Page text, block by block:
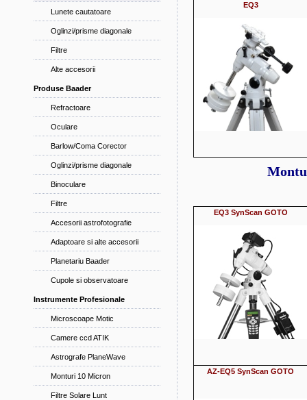
Lunete cautatoare
Oglinzi/prisme diagonale
Filtre
Alte accesorii
Produse Baader
Refractoare
Oculare
Barlow/Coma Corector
Oglinzi/prisme diagonale
Binoculare
Filtre
Accesorii astrofotografie
Adaptoare si alte accesorii
Planetariu Baader
Cupole si observatoare
Instrumente Profesionale
Microscoape Motic
Camere ccd ATIK
Astrografe PlaneWave
Monturi 10 Micron
Filtre Solare Lunt
EQ3
EQ3 SynScan GOTO
AZ-EQ5 SynScan GOTO